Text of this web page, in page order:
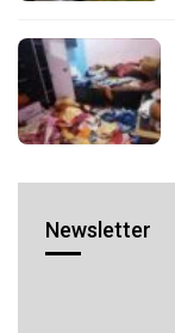
Newsletter